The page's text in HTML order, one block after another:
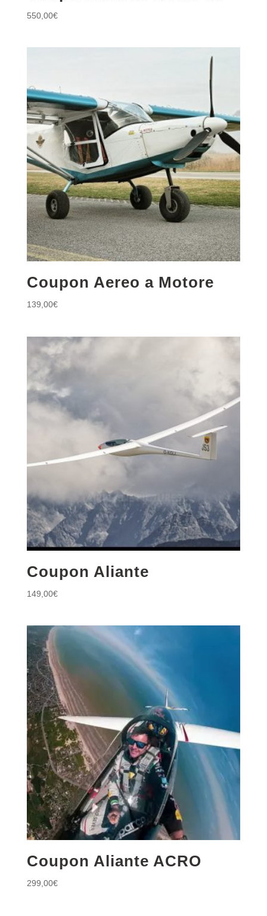
550,00€
Coupon Aereo a Motore
139,00€
Coupon Aliante
149,00€
Coupon Aliante ACRO
299,00€